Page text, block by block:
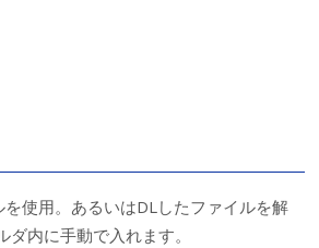
使用。あるいはDLしたファイルを解
内に手動で入れます。